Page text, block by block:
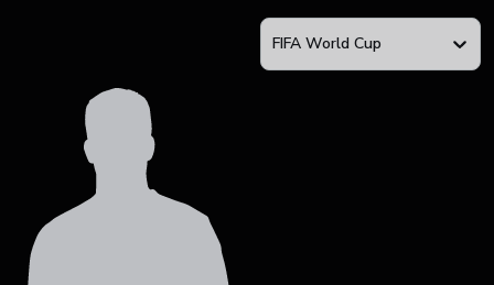
FIFA World Cup